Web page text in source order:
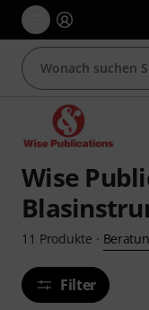
Wise
11 Produkte ·
Filter